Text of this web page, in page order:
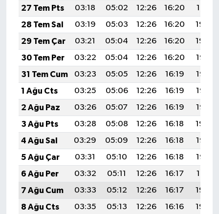
27 Tem Pts
03:18 05:02 12:26 16:20
19:41
28 Tem Sal
03:19 05:03 12:26 16:20
19:40
29 Tem Çar
03:21 05:04 12:26 16:20
19:39
30 Tem Per
03:22 05:04 12:26 16:20
19:38
31 Tem Cum
03:23 05:05 12:26 16:19
19:37
1 Ağu Cts
03:25 05:06 12:26 16:19
19:36
2 Ağu Paz
03:26 05:07 12:26 16:19
19:35
3 Ağu Pts
03:28 05:08 12:26 16:18
19:34
4 Ağu Sal
03:29 05:09 12:26 16:18
19:33
5 Ağu Çar
03:31 05:10 12:26 16:18
19:32
6 Ağu Per
03:32 05:11 12:26 16:17
19:31
7 Ağu Cum
03:33 05:12 12:26 16:17
19:30
8 Ağu Cts
03:35 05:13 12:26 16:16
19:29